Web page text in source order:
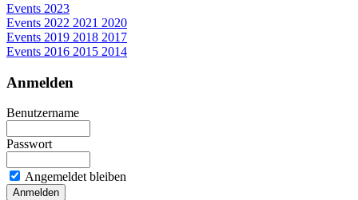
Events 2023
Events 2022 2021 2020
Events 2019 2018 2017
Events 2016 2015 2014
Anmelden
Benutzername
Passwort
Angemeldet bleiben